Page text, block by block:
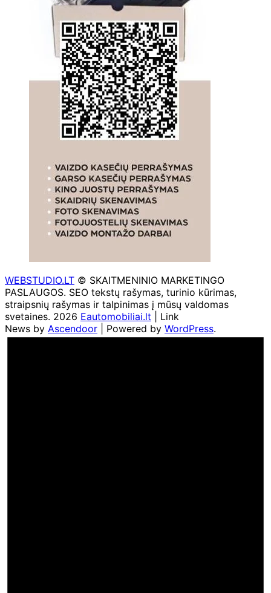
WEBSTUDIO.LT © SKAITMENINIO MARKETINGO
PASLAUGOS. SEO tekstų rašymas, turinio kūrimas,
straipsnių rašymas ir talpinimas į mūsų valdomas
svetaines. 2026 Eautomobiliai.lt | Link
News by Ascendoor | Powered by WordPress.